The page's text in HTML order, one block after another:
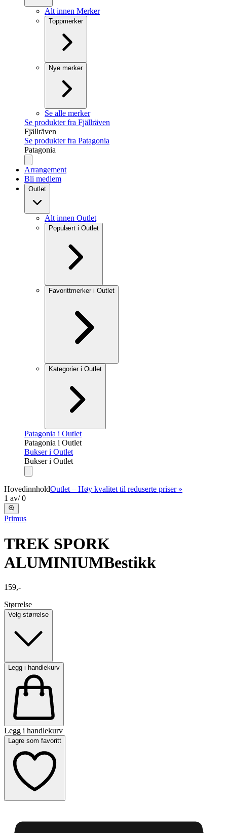
Alt innen Merker
Toppmerker
Nye merker
Se alle merker
Se produkter fra Fjällräven
Fjällräven
Se produkter fra Patagonia
Patagonia
Arrangement
Bli medlem
Outlet
Alt innen Outlet
Populært i Outlet
Favorittmerker i Outlet
Kategorier i Outlet
Patagonia i Outlet
Patagonia i Outlet
Bukser i Outlet
Bukser i Outlet
HovedinnholdOutlet – Høy kvalitet til reduserte priser »
1 av/ 0
Primus
TREK SPORK
ALUMINIUMBestikk
159,-
Størrelse
Velg størrelse
Legg i handlekurv
Legg i handlekurv
Lagre som favoritt